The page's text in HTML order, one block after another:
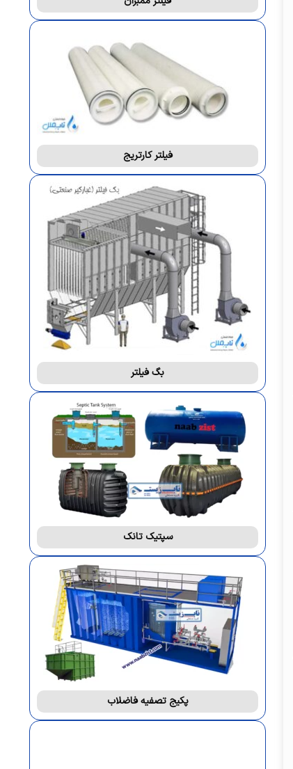
فیلتر کارتریج
بگ فیلتر
سپتیک تانک
پکیج تصفیه فاضلاب